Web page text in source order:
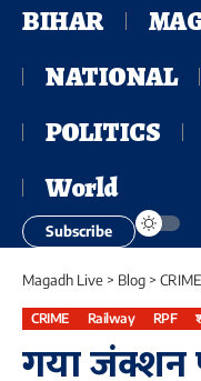
BIHAR
NATIONAL
POLITICS
World
Subscribe
Magadh Live > Blog > CRIME
CRIME Railway RPF
गया जंक्शन